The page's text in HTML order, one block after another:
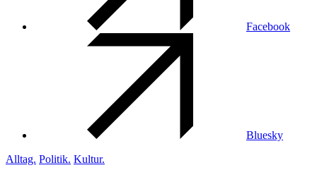
Facebook
Bluesky
Alltag. Politik. Kultur.